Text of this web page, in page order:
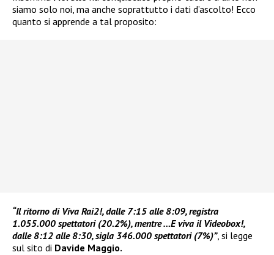
siamo solo noi, ma anche soprattutto i dati d’ascolto! Ecco
quanto si apprende a tal proposito:
“Il ritorno di Viva Rai2!, dalle 7:15 alle 8:09, registra
1.055.000 spettatori (20.2%), mentre …E viva il Videobox!,
dalle 8:12 alle 8:30, sigla 346.000 spettatori (7%)”, si legge
sul sito di Davide Maggio.